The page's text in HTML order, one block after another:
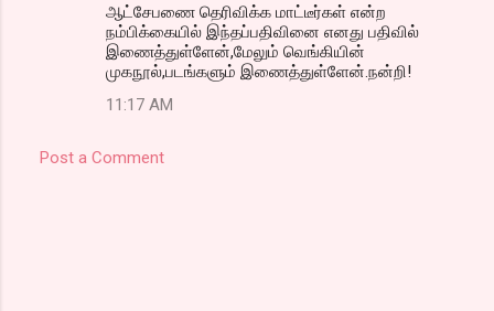
ஆட்சேபணை தெரிவிக்க மாட்டீர்கள் என்ற
நம்பிக்கையில் இந்தப்பதிவினை எனது பதிவில்
இணைத்துள்ளேன்,மேலும் வெங்கியின்
முகநூல்,படங்களும் இணைத்துள்ளேன்.நன்றி!
11:17 AM
Post a Comment